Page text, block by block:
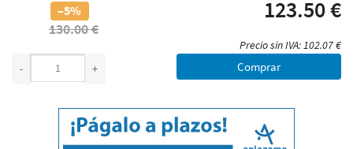
–5%
130.00 €
123.50 €
Precio sin IVA: 102.07 €
-
+ Comprar